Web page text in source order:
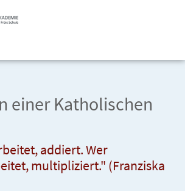
einer Katholischen
addiert. Wer
multipliziert." (Franziska